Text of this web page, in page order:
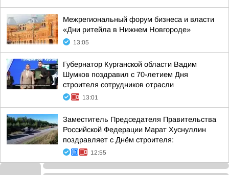
Межрегиональный форум бизнеса и власти
«Дни ритейла в Нижнем Новгороде»
13:05
Губернатор Курганской области Вадим
Шумков поздравил с 70-летием Дня
строителя сотрудников отрасли
13:01
Заместитель Председателя Правительства
Российской Федерации Марат Хуснуллин
поздравляет с Днём строителя:
12:55